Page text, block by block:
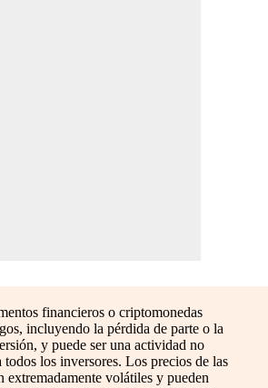
financieros o criptomonedas
incluyendo la pérdida de parte o la
y puede ser una actividad no
todos los inversores. Los precios de las
extremadamente volátiles y pueden